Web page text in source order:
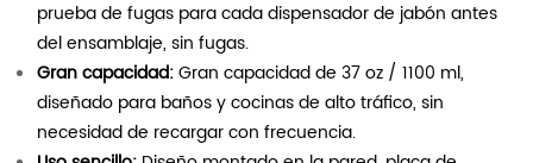
prueba de fugas para cada dispensador de jabón antes
del ensamblaje, sin fugas.
Gran capacidad:Gran capacidad de 37 oz / 1100 ml,
diseñado para baños y cocinas de alto tráfico, sin
necesidad de recargar con frecuencia.